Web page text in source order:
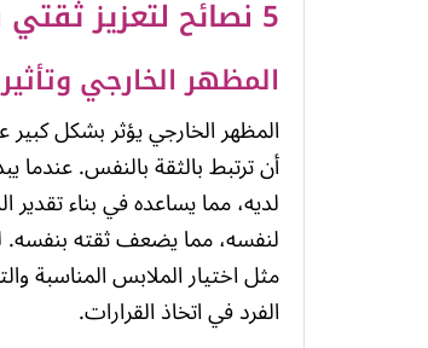
5 نصائح لتعزيز ثقتي بنفسي
المظهر الخارجي
المظهر الخارجي يؤثر بشكل كبير
أن ترتبط بالثقة بالنفس. عندما
لديه، مما يساعده في بناء تقدير
لنفسه، مما يضعف ثقته بنفسه.
مثل اختيار الملابس المناسبة
الفرد في اتخاذ القرارات.